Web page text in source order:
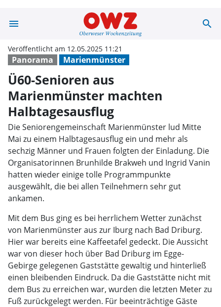
menu Ü60-Seniorensearch
Panorama Marienmünster
Veröffentlicht am 12.05.2025 11:21
Ü60-Senioren aus
Marienmünster machten
Halbtagesausflug
Die Seniorengemeinschaft Marienmünster lud Mitte
Mai zu einem Halbtagesausflug ein und mehr als
sechzig Männer und Frauen folgten der Einladung. Die
Organisatorinnen Brunhilde Brakweh und Ingrid Vanin
hatten wieder einige tolle Programmpunkte
ausgewählt, die bei allen Teilnehmern sehr gut
ankamen.
Mit dem Bus ging es bei herrlichem Wetter zunächst
von Marienmünster aus zur Iburg nach Bad Driburg.
Hier war bereits eine Kaffeetafel gedeckt. Die Aussicht
war von dieser hoch über Bad Driburg im Egge-
Gebirge gelegenen Gaststätte gewaltig und hinterließ
einen bleibenden Eindruck. Da die Gaststätte nicht mit
dem Bus zu erreichen war, wurden die letzten Meter zu
Fuß zurückgelegt werden. Für beeinträchtige Gäste